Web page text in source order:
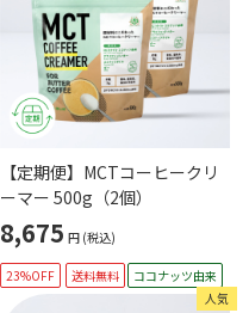
【定期便】MCTコーヒークリ
ーマー 500g（2個）
8,675 円 (税込)
23%OFF 送料無料
ココナッツ由来
人気